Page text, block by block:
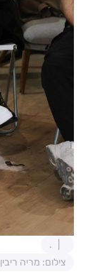
.
צילום: מריה ריבין